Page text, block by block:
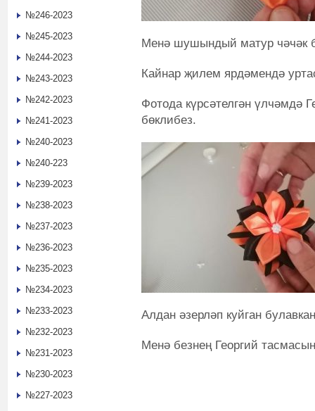
Менә шушындый матур чәчәк
Кайнар җилем ярдәмендә
Фотода күрсәтелгән үлчәмдә
бөклибез.
Алдан әзерләп куйган
Менә безнең Георгий
№246-2023
№245-2023
№244-2023
№243-2023
№242-2023
№241-2023
№240-2023
№240-223
№239-2023
№238-2023
№237-2023
№236-2023
№235-2023
№234-2023
№233-2023
№232-2023
№231-2023
№230-2023
№227-2023